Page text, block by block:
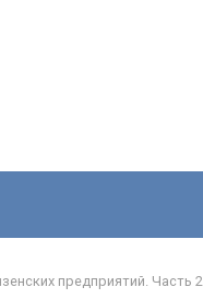
предприятий. Часть 2